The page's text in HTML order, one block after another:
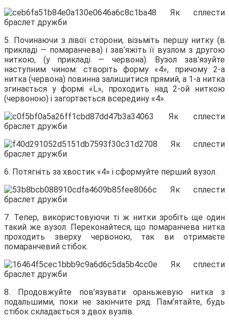
5. Починаючи з лівої сторони, візьміть першу нитку (в
прикладі — помаранчева) і зав’яжіть її вузлом з другою
ниткою, (у прикладі — червона). Вузол зав’язуйте
наступним чином: створіть форму «4», причому 2-а
нитка (червона) повинна залишитися прямий, а 1-а нитка
згинається у формі «L», проходить над 2-ой ниткою
(червоною) і загортається всередину «4».
6. Потягніть за хвостик «4» і сформуйте перший вузол.
7. Тепер, використовуючи ті ж нитки зробіть ще один
такий же вузол. Переконайтеся, що помаранчева нитка
проходить зверху червоною, так ви отримаєте
помаранчевий стібок.
8. Продовжуйте пов’язувати ораньжевую нитка з
подальшими, поки не закінчите ряд. Пам’ятайте, будь
стібок складається з двох вузлів.